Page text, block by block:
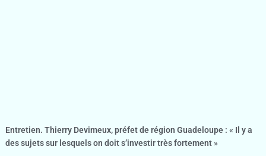
Entretien. Thierry Devimeux, préfet de région Guadeloupe : « Il y a
des sujets sur lesquels on doit s’investir très fortement »